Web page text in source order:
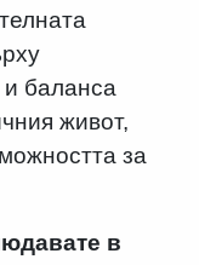
и баланса
живот,
за
в